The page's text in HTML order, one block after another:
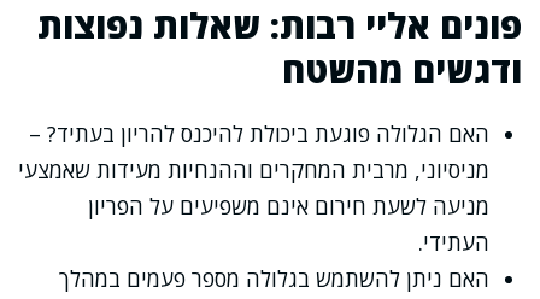
פונים אליי רבות: שאלות נפוצות
ודגשים מהשטח
האם הגלולה פוגעת ביכולת להיכנס להריון בעתיד? –
מניסיוני, מרבית המחקרים וההנחיות מעידות שאמצעי
מניעה לשעת חירום אינם משפיעים על הפריון
העתידי.
האם ניתן להשתמש בגלולה מספר פעמים במהלך